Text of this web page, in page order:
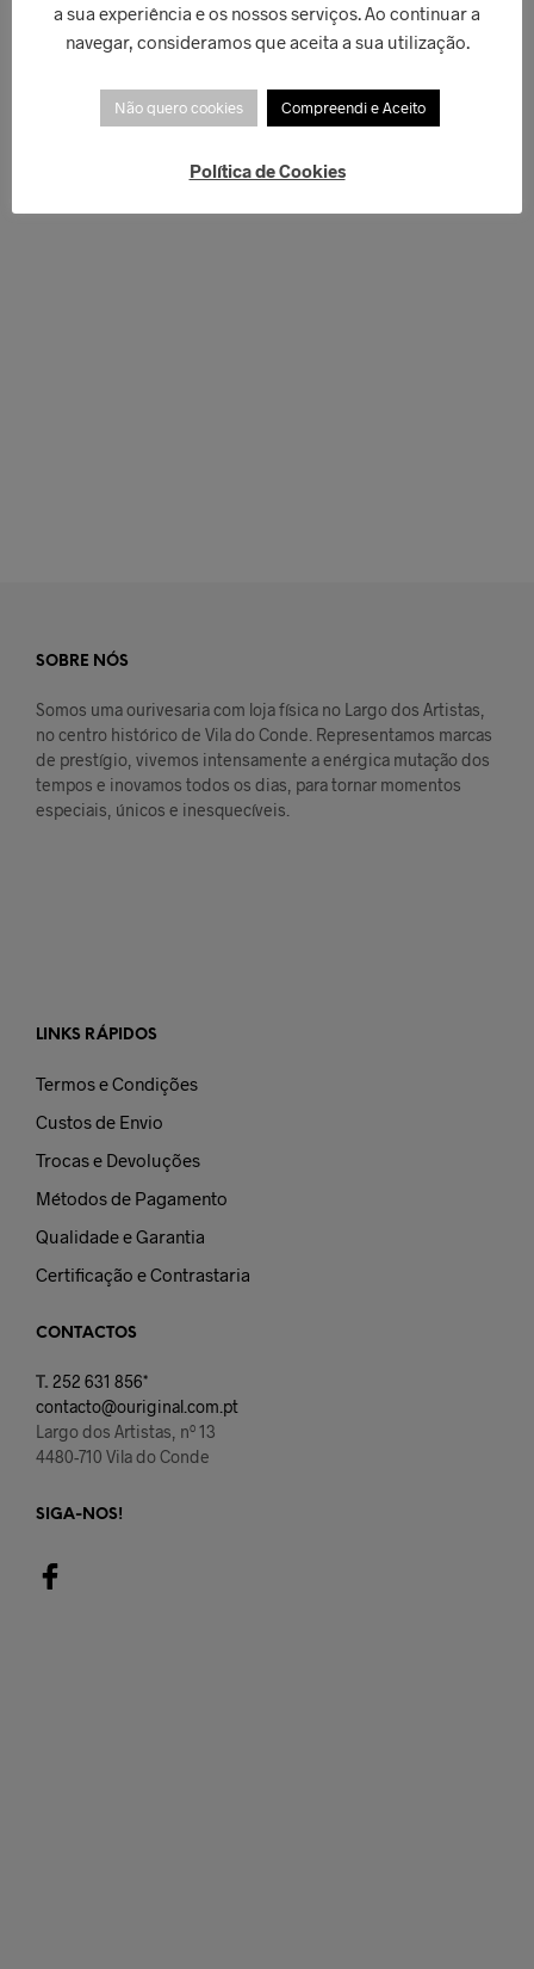
SOBRE NÓS
Somos uma ourivesaria com loja física no Largo dos Artistas,
no centro histórico de Vila do Conde. Representamos marcas
de prestígio, vivemos intensamente a enérgica mutação dos
tempos e inovamos todos os dias, para tornar momentos
especiais, únicos e inesquecíveis.
LINKS RÁPIDOS
Termos e Condições
Custos de Envio
Trocas e Devoluções
Métodos de Pagamento
Qualidade e Garantia
Certificação e Contrastaria
CONTACTOS
T. 252 631 856*
contacto@ouriginal.com.pt
Largo dos Artistas, nº 13
4480-710 Vila do Conde
SIGA-NOS!
a sua experiência e os nossos serviços. Ao continuar a
navegar, consideramos que aceita a sua utilização.
Não quero cookies Compreendi e Aceito
Política de Cookies